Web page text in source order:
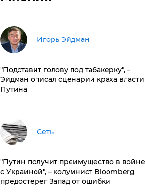
Игорь Эйдман
​"Подставит голову под табакерку", –
Эйдман описал сценарий краха власти
Путина
Сеть
"Путин получит преимущество в войне
с Украиной", – колумнист Bloomberg
предостерег Запад от ошибки